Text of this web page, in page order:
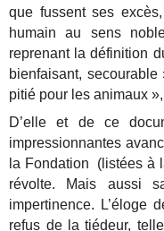
que fussent ses
humain au sens
reprenant la définition
bienfaisant,
pitié pour les animaux
D’elle et de ce
impressionnantes
la Fondation (listées à
révolte. Mais aussi
impertinence. L’éloge
refus de la tiédeur,